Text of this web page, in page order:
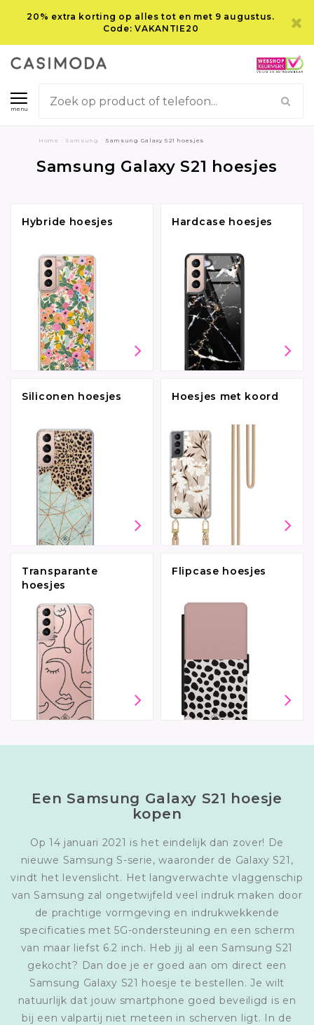
20% extra korting op alles tot en met 9 augustus.
Code: VAKANTIE20
menu
Home Samsung Samsung Galaxy S21 hoesjes
Samsung Galaxy S21 hoesjes
Hybride hoesjes Hardcase hoesjes
Siliconen hoesjes Hoesjes met koord
Transparante
hoesjes
Flipcase hoesjes
Een Samsung Galaxy S21 hoesje
kopen
Op 14 januari 2021 is het eindelijk dan zover! De
nieuwe Samsung S-serie, waaronder de Galaxy S21,
vindt het levenslicht. Het langverwachte vlaggenschip
van Samsung zal ongetwijfeld veel indruk maken door
de prachtige vormgeving en indrukwekkende
specificaties met 5G-ondersteuning en een scherm
van maar liefst 6.2 inch. Heb jij al een Samsung S21
gekocht? Dan doe je er goed aan om direct een
Samsung Galaxy S21 hoesje te bestellen. Je wilt
natuurlijk dat jouw smartphone goed beveiligd is en
bij een valpartij niet meteen in scherven ligt. In de